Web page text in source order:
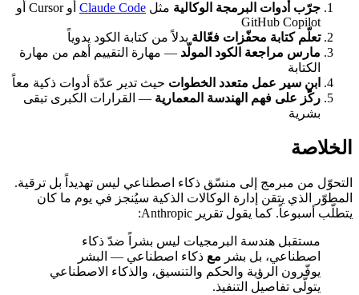
جرّب أدوات البرمجة الوكاليةمثل Claude Code
أو Cursor أو
GitHub Copilot
تعلّم كتابة محفّزات فعّالةبدلاً من كتابة الكود يدوياً
مارس مراجعة الكود المولّد— مهارة التقييم أهم من مهارة
الكتابة
ابنِ سير عمل متعدد الخطواتحيث تدير عدّة أدوات ذكية معاً
ركّز على فهم الهندسة المعمارية— القرارات الكبرى تبقى
بشرية
الخلاصة
التحوّل من مبرمج إلى منسّق ذكاء اصطناعي ليس تهديداً بل ترقية.
المطوّر الذي يتقن إدارة الوكالات الذكية سيُنجز في يوم ما كان
يتطلّب أسبوعاً. كما يقول تقرير Anthropic:
مستقبل هندسة البرمجيات ليس بشراً ضدّ ذكاء
اصطناعي، بل بشر معذكاء اصطناعي — البشر
يوفّرون الرؤية والحكم والتنسيق، والذكاء الاصطناعي
يتولّى تفاصيل التنفيذ.